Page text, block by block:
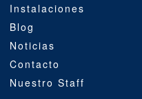
Instalaciones
Blog
Noticias
Contacto
Nuestro Staff